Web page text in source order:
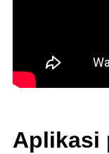
Aplikasi